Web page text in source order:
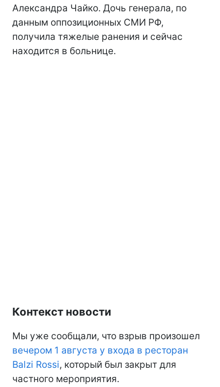
Александра Чайко. Дочь генерала, по
данным оппозиционных СМИ РФ,
получила тяжелые ранения и сейчас
находится в больнице.
Контекст новости
Мы уже сообщали, что взрыв произошел
вечером 1 августа у входа в ресторан
Balzi Rossi, который был закрыт для
частного мероприятия.